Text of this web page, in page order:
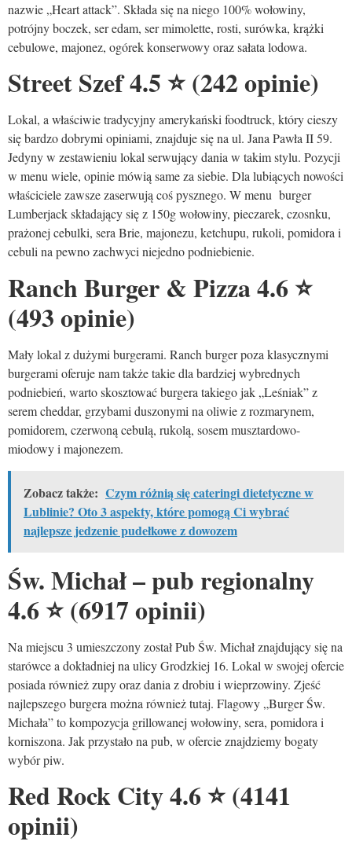
nazwie „Heart attack”. Składa się na niego 100% wołowiny,
potrójny boczek, ser edam, ser mimolette, rosti, surówka, krążki
cebulowe, majonez, ogórek konserwowy oraz sałata lodowa.
Street Szef 4.5⭐(242 opinie)
Lokal, a właściwie tradycyjny amerykański foodtruck, który cieszy
się bardzo dobrymi opiniami, znajduje się na ul. Jana Pawła II 59.
Jedyny w zestawieniu lokal serwujący dania w takim stylu. Pozycji
w menu wiele, opinie mówią same za siebie. Dla lubiących nowości
właściciele zawsze zaserwują coś pysznego. W menu burger
Lumberjack składający się z 150g wołowiny, pieczarek, czosnku,
prażonej cebulki, sera Brie, majonezu, ketchupu, rukoli, pomidora i
cebuli na pewno zachwyci niejedno podniebienie.
Ranch Burger & Pizza 4.6⭐
(493 opinie)
Mały lokal z dużymi burgerami. Ranch burger poza klasycznymi
burgerami oferuje nam także takie dla bardziej wybrednych
podniebień, warto skosztować burgera takiego jak „Leśniak” z
serem cheddar, grzybami duszonymi na oliwie z rozmarynem,
pomidorem, czerwoną cebulą, rukolą, sosem musztardowo-
miodowy i majonezem.
Zobacz także: Czym różnią się cateringi dietetyczne w
Lublinie? Oto 3 aspekty, które pomogą Ci wybrać
najlepsze jedzenie pudełkowe z dowozem
Św. Michał – pub regionalny
4.6⭐(6917 opinii)
Na miejscu 3 umieszczony został Pub Św. Michał znajdujący się na
starówce a dokładniej na ulicy Grodzkiej 16. Lokal w swojej ofercie
posiada również zupy oraz dania z drobiu i wieprzowiny. Zjeść
najlepszego burgera można również tutaj. Flagowy „Burger Św.
Michała” to kompozycja grillowanej wołowiny, sera, pomidora i
korniszona. Jak przystało na pub, w ofercie znajdziemy bogaty
wybór piw.
Red Rock City 4.6⭐(4141
opinii)